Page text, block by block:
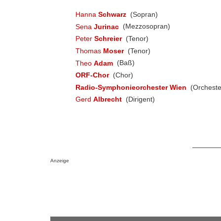
Hanna Schwarz (Sopran)
Sena Jurinac (Mezzosopran)
Peter Schreier (Tenor)
Thomas Moser (Tenor)
Theo Adam (Baß)
ORF-Chor (Chor)
Radio-Symphonieorchester Wien
Gerd Albrecht (Dirigent)
Anzeige